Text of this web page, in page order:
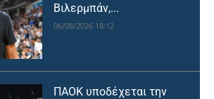
Βιλερμπάν,...
06/08/2026 18:12
ΠΑΟΚ υποδέχεται την